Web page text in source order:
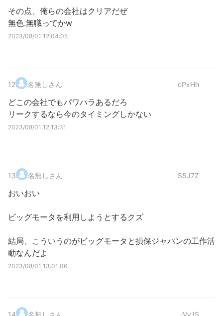
その点、俺らの会社はクリアだぜ
無色.無職ってかw
2023/08/01 12:04:05
12. 名無しさん cPxHh
どこの会社でもパワハラあるだろ
リークするなら今のタイミングしかない
2023/08/01 12:13:31
13. 名無しさん S5J7Z
おいおい
ビッグモータを利用しようとするクズ
結局、こういうのがビッグモータと損保ジャパンの工作活
動なんだよ
2023/08/01 13:01:06
14. 名無しさん iVyJS